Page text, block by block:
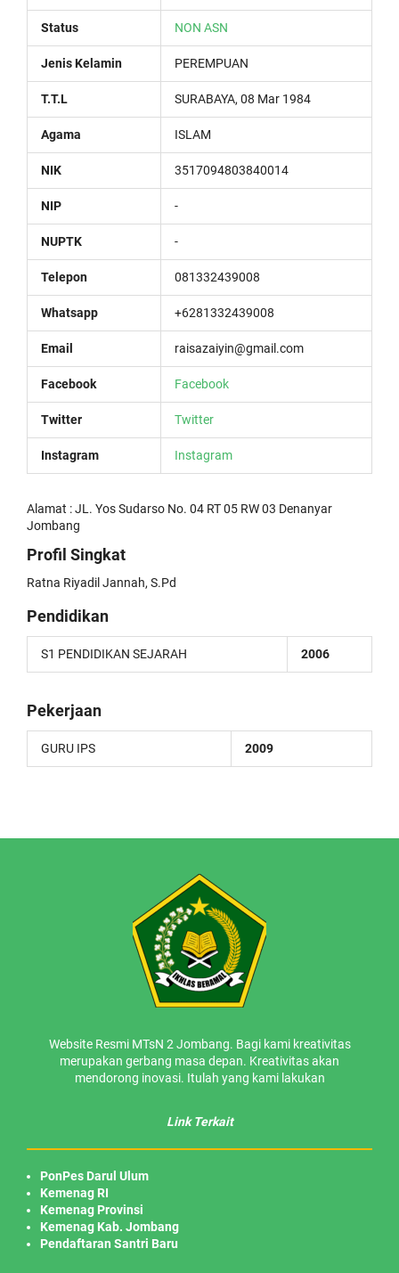
Status NON ASN
Jenis Kelamin PEREMPUAN
T.T.L SURABAYA, 08 Mar 1984
Agama ISLAM
NIK 3517094803840014
NIP -
NUPTK -
Telepon 081332439008
Whatsapp +6281332439008
Email raisazaiyin@gmail.com
Facebook Facebook
Twitter Twitter
Instagram Instagram
Alamat : JL. Yos Sudarso No. 04 RT 05 RW 03 Denanyar
Jombang
Profil Singkat
Ratna Riyadil Jannah, S.Pd
Pendidikan
S1 PENDIDIKAN SEJARAH 2006
Pekerjaan
GURU IPS 2009
Website Resmi MTsN 2 Jombang. Bagi kami kreativitas
merupakan gerbang masa depan. Kreativitas akan
mendorong inovasi. Itulah yang kami lakukan
Link Terkait
PonPes Darul Ulum
Kemenag RI
Kemenag Provinsi
Kemenag Kab. Jombang
Pendaftaran Santri Baru